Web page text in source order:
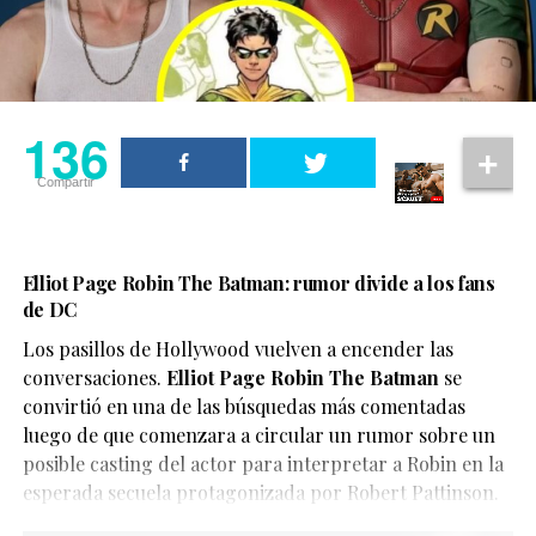
En los últimos meses, este tipo de videos generados con
IA se han vuelto cada vez más populares, permitiendo
inéditas entre personajes de franquicias famosas,
aunque también han abierto el debate sobre la
necesidad de identificar claramente este tipo de
En este caso, el objetivo del video parece ser
únicamente divertir a los seguidores de X-Men, quienes
han convertido el clip en uno de los contenidos virales
del momento.
136
Compartir
Elliot Page Robin The Batman: rumor divide a los fans
de DC
Los pasillos de Hollywood vuelven a encender las
conversaciones. Elliot Page Robin The Batmanse
convirtió en una de las búsquedas más comentadas
luego de que comenzara a circular un rumor sobre un
posible casting del actor para interpretar a Robin en la
esperada secuela protagonizada por Robert Pattinson.